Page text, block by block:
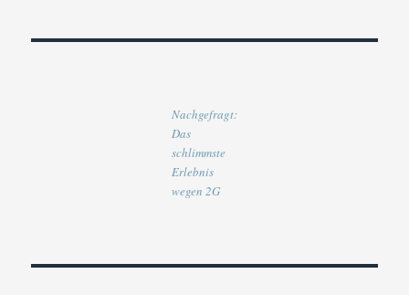
Nachgefragt:
Das
schlimmste
Erlebnis
wegen 2G